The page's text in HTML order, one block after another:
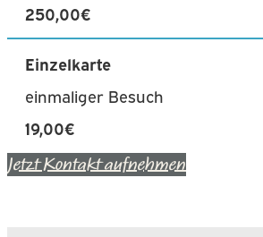
250,00€
Einzelkarte
einmaliger Besuch
19,00€
Jetzt Kontakt aufnehmen